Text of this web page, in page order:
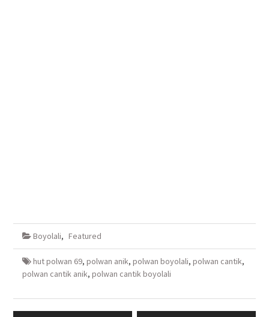
Boyolali, Featured
hut polwan 69, polwan anik, polwan boyolali, polwan cantik,
polwan cantik anik, polwan cantik boyolali
Navigasi